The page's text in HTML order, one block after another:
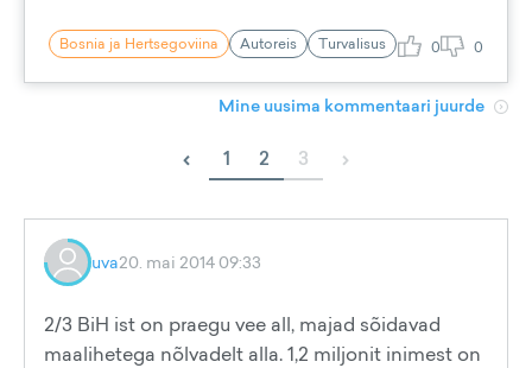
Bosnia ja Hertsegoviina Autoreis Turvalisus 0 0
Mine uusima kommentaari juurde
‹ 1 2 3 ›
uva20. mai 2014 09:33
2/3 BiH ist on praegu vee all, majad sõidavad
maalihetega nõlvadelt alla. 1,2 miljonit inimest on